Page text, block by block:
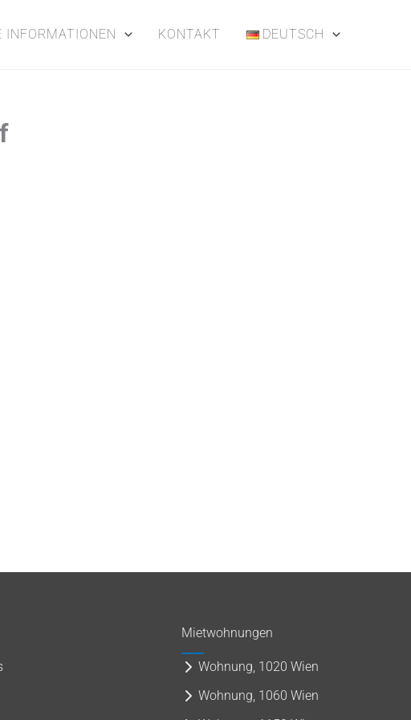
INFORMATIONEN KONTAKT DEUTSCH
Mietwohnungen
Wohnung, 1020 Wien
Wohnung, 1060 Wien